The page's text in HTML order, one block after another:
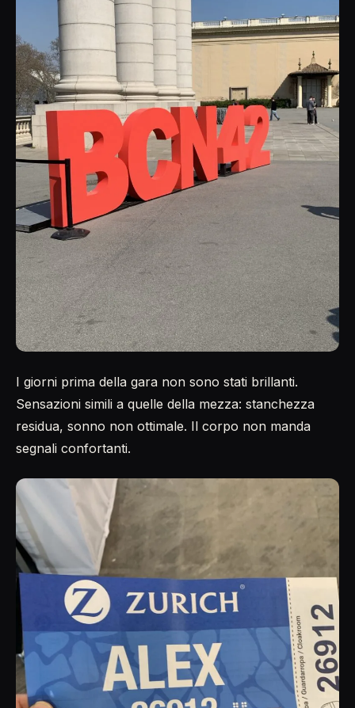
I giorni prima della gara non sono stati brillanti.
Sensazioni simili a quelle della mezza: stanchezza
residua, sonno non ottimale. Il corpo non manda
segnali confortanti.